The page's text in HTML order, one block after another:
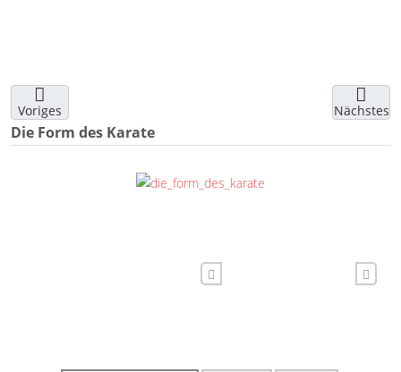
Voriges Nächstes
Die Form des Karate